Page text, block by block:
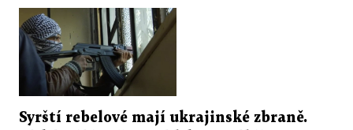
Syrští rebelové mají ukrajinské zbraně.